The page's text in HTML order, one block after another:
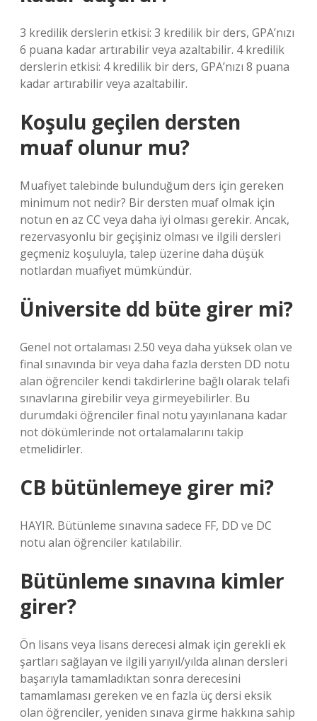
3 kredilik derslerin etkisi: 3 kredilik bir ders, GPA’nızı
6 puana kadar artırabilir veya azaltabilir. 4 kredilik
derslerin etkisi: 4 kredilik bir ders, GPA’nızı 8 puana
kadar artırabilir veya azaltabilir.
Koşulu geçilen dersten
muaf olunur mu?
Muafiyet talebinde bulunduğum ders için gereken
minimum not nedir? Bir dersten muaf olmak için
notun en az CC veya daha iyi olması gerekir. Ancak,
rezervasyonlu bir geçişiniz olması ve ilgili dersleri
geçmeniz koşuluyla, talep üzerine daha düşük
notlardan muafiyet mümkündür.
Üniversite dd büte girer mi?
Genel not ortalaması 2.50 veya daha yüksek olan ve
final sınavında bir veya daha fazla dersten DD notu
alan öğrenciler kendi takdirlerine bağlı olarak telafi
sınavlarına girebilir veya girmeyebilirler. Bu
durumdaki öğrenciler final notu yayınlanana kadar
not dökümlerinde not ortalamalarını takip
etmelidirler.
CB bütünlemeye girer mi?
HAYIR. Bütünleme sınavına sadece FF, DD ve DC
notu alan öğrenciler katılabilir.
Bütünleme sınavına kimler
girer?
Ön lisans veya lisans derecesi almak için gerekli ek
şartları sağlayan ve ilgili yarıyıl/yılda alınan dersleri
başarıyla tamamladıktan sonra derecesini
tamamlaması gereken ve en fazla üç dersi eksik
olan öğrenciler, yeniden sınava girme hakkına sahip